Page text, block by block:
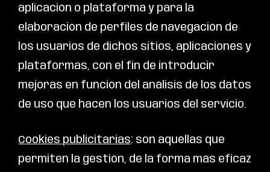
aplicación o plataforma y para la
elaboración de perfiles de navegación de
los usuarios de dichos sitios, aplicaciones y
plataformas, con el fin de introducir
mejoras en función del análisis de los datos
de uso que hacen los usuarios del servicio.
Cookies publicitarias: son aquéllas que
permiten la gestión, de la forma más eficaz